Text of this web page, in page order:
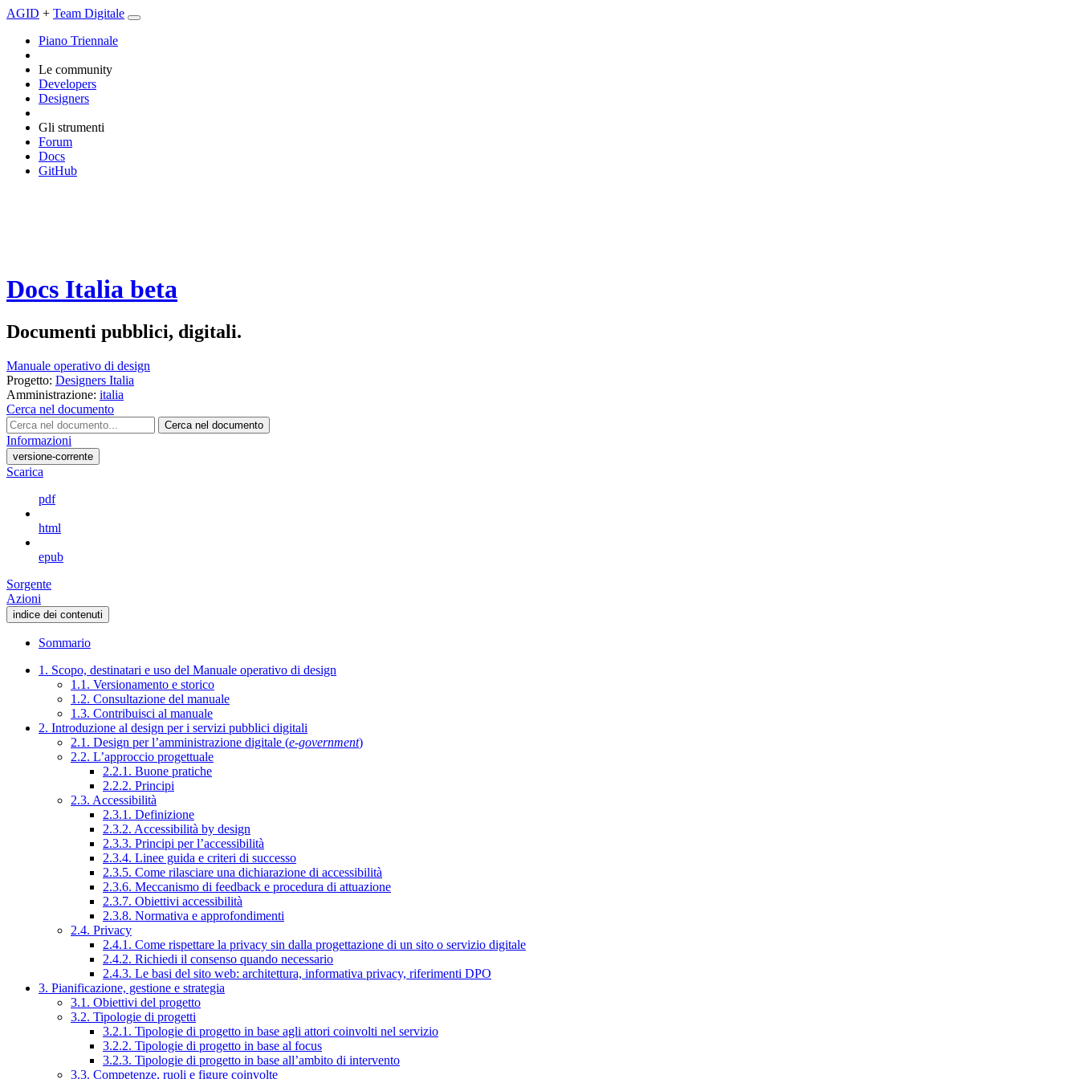
AGID + Team Digitale
Piano Triennale
Le community
Developers
Designers
Gli strumenti
Forum
Docs
GitHub
Docs Italia beta
Documenti pubblici, digitali.
Manuale operativo di design
Progetto: Designers Italia
Amministrazione: italia
Cerca nel documento
Cerca nel documento
Informazioni
versione-corrente
Scarica
pdf
html
epub
Sorgente
Azioni
indice dei contenuti
Sommario
1. Scopo, destinatari e uso del Manuale operativo di design
1.1. Versionamento e storico
1.2. Consultazione del manuale
1.3. Contribuisci al manuale
2. Introduzione al design per i servizi pubblici digitali
2.1. Design per l’amministrazione digitale (e-government)
2.2. L’approccio progettuale
2.2.1. Buone pratiche
2.2.2. Principi
2.3. Accessibilità
2.3.1. Definizione
2.3.2. Accessibilità by design
2.3.3. Principi per l’accessibilità
2.3.4. Linee guida e criteri di successo
2.3.5. Come rilasciare una dichiarazione di accessibilità
2.3.6. Meccanismo di feedback e procedura di attuazione
2.3.7. Obiettivi accessibilità
2.3.8. Normativa e approfondimenti
2.4. Privacy
2.4.1. Come rispettare la privacy sin dalla progettazione di un sito o servizio digitale
2.4.2. Richiedi il consenso quando necessario
2.4.3. Le basi del sito web: architettura, informativa privacy, riferimenti DPO
3. Pianificazione, gestione e strategia
3.1. Obiettivi del progetto
3.2. Tipologie di progetti
3.2.1. Tipologie di progetto in base agli attori coinvolti nel servizio
3.2.2. Tipologie di progetto in base al focus
3.2.3. Tipologie di progetto in base all’ambito di intervento
3.3. Competenze, ruoli e figure coinvolte